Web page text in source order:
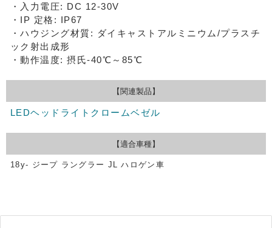
・入力電圧: DC 12-30V
・IP 定格: IP67
・ハウジング材質: ダイキャストアルミニウム/プラスチ
ック射出成形
・動作温度: 摂氏-40℃～85℃
【関連製品】
LEDヘッドライトクロームベゼル
【適合車種】
18y- ジープ ラングラー JL ハロゲン車